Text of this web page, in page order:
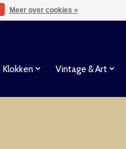
Klokken Vintage & Art
Meer over cookies »